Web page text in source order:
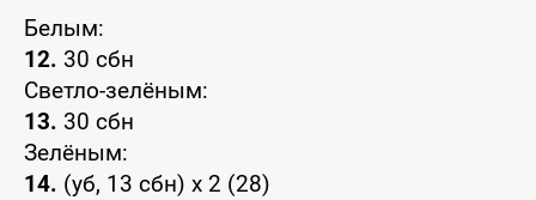
Белым:
12. 30 сбн
Светло-зелёным:
13. 30 сбн
Зелёным:
14. (уб, 13 сбн) х 2 (28)